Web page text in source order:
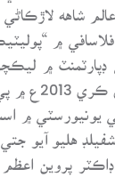
۾
۾
فلاسافر
۾
هليو آيو
پروين